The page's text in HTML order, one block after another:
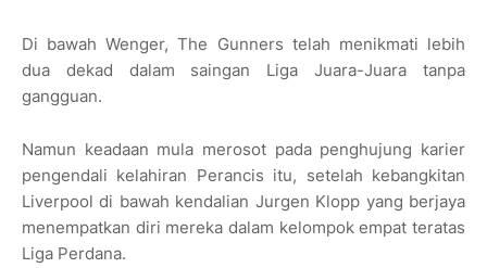
Di bawah Wenger, The Gunners telah menikmati lebih
dua dekad dalam saingan Liga Juara-Juara tanpa
gangguan.
Namun keadaan mula merosot pada penghujung karier
pengendali kelahiran Perancis itu, setelah kebangkitan
Liverpool di bawah kendalian Jurgen Klopp yang berjaya
menempatkan diri mereka dalam kelompok empat teratas
Liga Perdana.